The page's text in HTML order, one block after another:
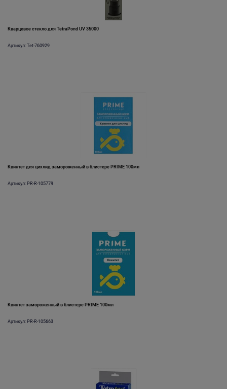
Кварцевое стекло для TetraPond UV 35000
Артикул: Tet-760929
Квинтет для цихлид замороженный в блистере PRIME 100мл
Артикул: PR-R-105779
Квинтет замороженный в блистере PRIME 100мл
Артикул: PR-R-105663